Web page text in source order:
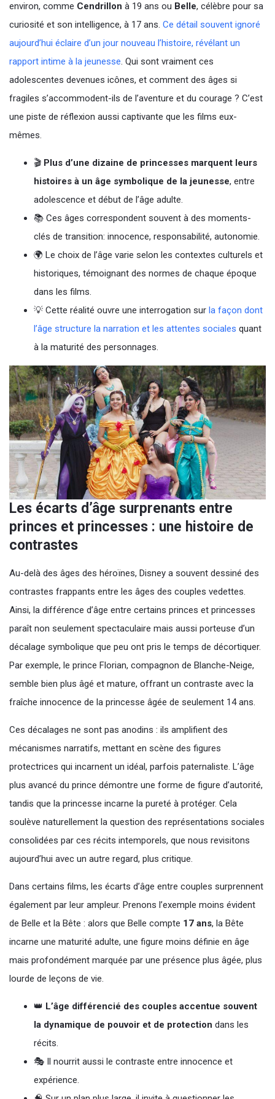
environ, comme Cendrillon à 19 ans ou Belle, célèbre pour sa
curiosité et son intelligence, à 17 ans. Ce détail souvent ignoré
aujourd’hui éclaire d’un jour nouveau l’histoire, révélant un
rapport intime à la jeunesse. Qui sont vraiment ces
adolescentes devenues icônes, et comment des âges si
fragiles s’accommodent-ils de l’aventure et du courage ? C’est
une piste de réflexion aussi captivante que les films eux-
mêmes.
🎬 Plus d’une dizaine de princesses marquent leurs
histoires à un âge symbolique de la jeunesse, entre
adolescence et début de l’âge adulte.
📚 Ces âges correspondent souvent à des moments-
clés de transition: innocence, responsabilité, autonomie.
🌍 Le choix de l’âge varie selon les contextes culturels et
historiques, témoignant des normes de chaque époque
dans les films.
💡 Cette réalité ouvre une interrogation sur la façon dont
l’âge structure la narration et les attentes sociales quant
à la maturité des personnages.
Les écarts d’âge surprenants entre
princes et princesses : une histoire de
contrastes
Au-delà des âges des héroïnes, Disney a souvent dessiné des
contrastes frappants entre les âges des couples vedettes.
Ainsi, la différence d’âge entre certains princes et princesses
paraît non seulement spectaculaire mais aussi porteuse d’un
décalage symbolique que peu ont pris le temps de décortiquer.
Par exemple, le prince Florian, compagnon de Blanche-Neige,
semble bien plus âgé et mature, offrant un contraste avec la
fraîche innocence de la princesse âgée de seulement 14 ans.
Ces décalages ne sont pas anodins : ils amplifient des
mécanismes narratifs, mettant en scène des figures
protectrices qui incarnent un idéal, parfois paternaliste. L’âge
plus avancé du prince démontre une forme de figure d’autorité,
tandis que la princesse incarne la pureté à protéger. Cela
soulève naturellement la question des représentations sociales
consolidées par ces récits intemporels, que nous revisitons
aujourd’hui avec un autre regard, plus critique.
Dans certains films, les écarts d’âge entre couples surprennent
également par leur ampleur. Prenons l’exemple moins évident
de Belle et la Bête : alors que Belle compte 17 ans, la Bête
incarne une maturité adulte, une figure moins définie en âge
mais profondément marquée par une présence plus âgée, plus
lourde de leçons de vie.
👑 L’âge différencié des couples accentue souvent
la dynamique de pouvoir et de protection dans les
récits.
🎭 Il nourrit aussi le contraste entre innocence et
expérience.